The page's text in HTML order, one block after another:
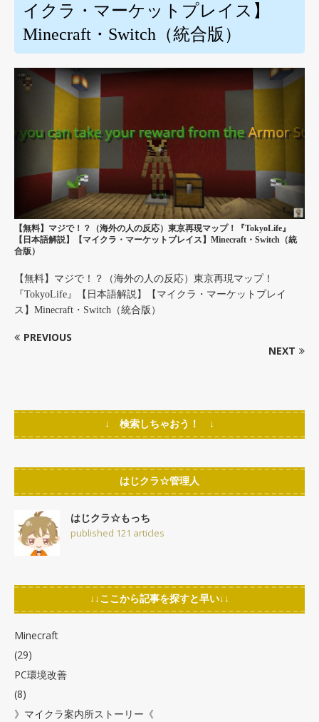
イクラ・マーケットプレイス】
Minecraft・Switch（統合版）
【無料】マジで！？（海外の人の反応）東京再現マップ！『TokyoLife』
【日本語解説】【マイクラ・マーケットプレイス】Minecraft・Switch（統
合版）
【無料】マジで！？（海外の人の反応）東京再現マップ！
『TokyoLife』【日本語解説】【マイクラ・マーケットプレイ
ス】Minecraft・Switch（統合版）
PREVIOUS
NEXT
↓ 検索しちゃおう！ ↓
はじクラ☆管理人
はじクラ☆もっち
published 121 articles
↓↓ここから記事を探すと早い↓↓
Minecraft
(29)
PC環境改善
(8)
》マイクラ案内所ストーリー《